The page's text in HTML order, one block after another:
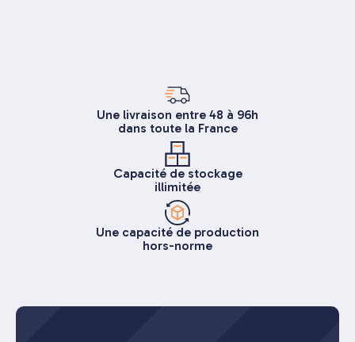
Une livraison entre 48 à 96h
dans toute la France
Capacité de stockage
illimitée
Une capacité de production
hors-norme